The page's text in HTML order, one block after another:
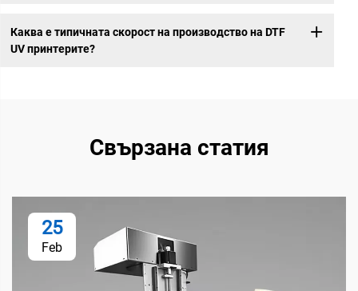
Каква е типичната скорост на производство на DTF
UV принтерите?
Свързана статия
25
Feb